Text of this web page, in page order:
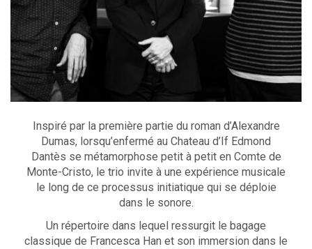
Inspiré par la première partie du roman d’Alexandre
Dumas, lorsqu’enfermé au Chateau d’If Edmond
Dantès se métamorphose petit à petit en Comte de
Monte-Cristo, le trio invite à une expérience musicale
le long de ce processus initiatique qui se déploie
dans le sonore.
Un répertoire dans lequel ressurgit le bagage
classique de Francesca Han et son immersion dans le